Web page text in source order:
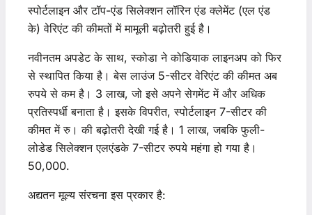
स्पोर्टलाइन और टॉप-एंड सिलेक्शन लॉरिन एंड क्लेमेंट (एल एंड
के) वेरिएंट की कीमतों में मामूली बढ़ोतरी हुई है।
नवीनतम अपडेट के साथ, स्कोडा ने कोडियाक लाइनअप को फिर
से स्थापित किया है। बेस लाउंज 5-सीटर वेरिएंट की कीमत अब
रुपये से कम है। 3 लाख, जो इसे अपने सेगमेंट में और अधिक
प्रतिस्पर्धी बनाता है। इसके विपरीत, स्पोर्टलाइन 7-सीटर की
कीमत में रु। की बढ़ोतरी देखी गई है। 1 लाख, जबकि फुली-
लोडेड सिलेक्शन एलएंडके 7-सीटर रुपये महंगा हो गया है।
50,000.
अद्यतन मूल्य संरचना इस प्रकार है: